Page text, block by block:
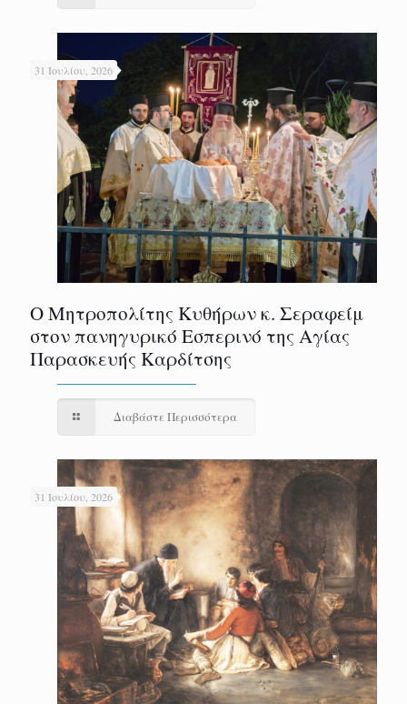
31 Ιουλίου, 2026
Ο Μητροπολίτης Κυθήρων κ. Σεραφείμ
στον πανηγυρικό Εσπερινό της Αγίας
Παρασκευής Καρδίτσης
Διαβάστε Περισσότερα
31 Ιουλίου, 2026